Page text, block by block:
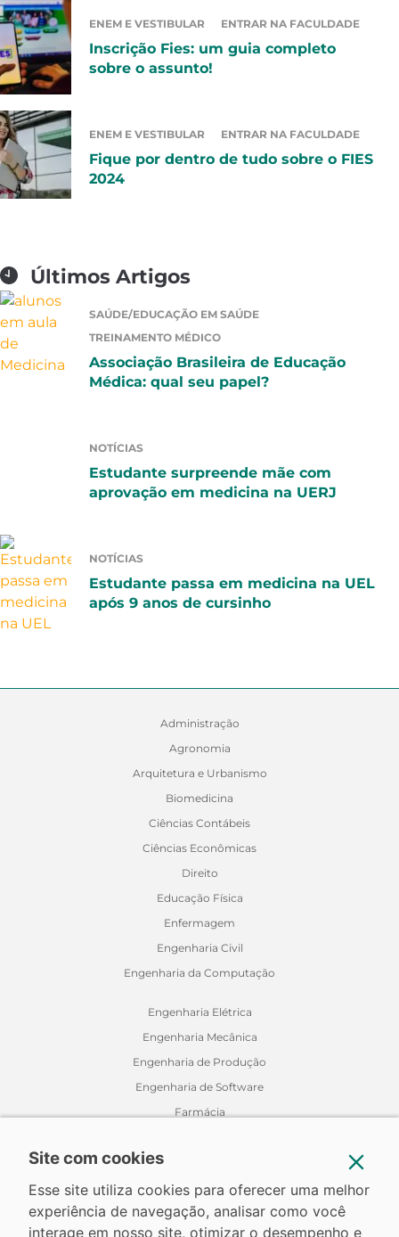
ENEM E VESTIBULAR ENTRAR NA FACULDADE
Inscrição Fies: um guia completo
sobre o assunto!
ENEM E VESTIBULAR ENTRAR NA FACULDADE
Fique por dentro de tudo sobre o FIES
2024
Últimos Artigos
SAÚDE/EDUCAÇÃO EM SAÚDE
TREINAMENTO MÉDICO
Associação Brasileira de Educação
Médica: qual seu papel?
NOTÍCIAS
Estudante surpreende mãe com
aprovação em medicina na UERJ
NOTÍCIAS
Estudante passa em medicina na UEL
após 9 anos de cursinho
Administração
Agronomia
Arquitetura e Urbanismo
Biomedicina
Ciências Contábeis
Ciências Econômicas
Direito
Educação Física
Enfermagem
Engenharia Civil
Engenharia da Computação
Engenharia Elétrica
Engenharia Mecânica
Engenharia de Produção
Engenharia de Software
Farmácia
Medicina Veterinária
Nutrição
Site com cookies
Esse site utiliza cookies para oferecer uma melhor
experiência de navegação, analisar como você
interage em nosso site, otimizar o desempenho e